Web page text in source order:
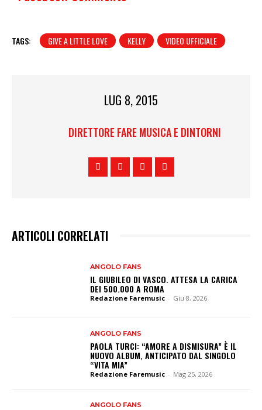
TAGS: GIVE A LITTLE LOVE KELLY VIDEO UFFICIALE
LUG 8, 2015
DIRETTORE FARE MUSICA E DINTORNI
ARTICOLI CORRELATI
ANGOLO FANS
IL GIUBILEO DI VASCO. ATTESA LA CARICA
DEI 500.000 A ROMA
Redazione Faremusic - Giu 8, 2026
ANGOLO FANS
PAOLA TURCI: “AMORE A DISMISURA” È IL
NUOVO ALBUM, ANTICIPATO DAL SINGOLO
“VITA MIA”
Redazione Faremusic - Mag 25, 2026
ANGOLO FANS